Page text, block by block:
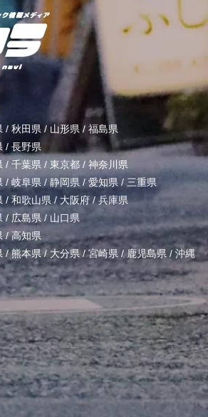
/ 秋田県 / 山形県/ 福島県
/ 長野県
/ 千葉県 / 東京都 / 神奈川県
/岐阜県 / 静岡県 / 愛知県 / 三重県
/ 和歌山県/ 大阪府 /兵庫県
/ 広島県 / 山口県
/高知県
/熊本県/ 大分県/宮崎県 /鹿児島県 / 沖縄